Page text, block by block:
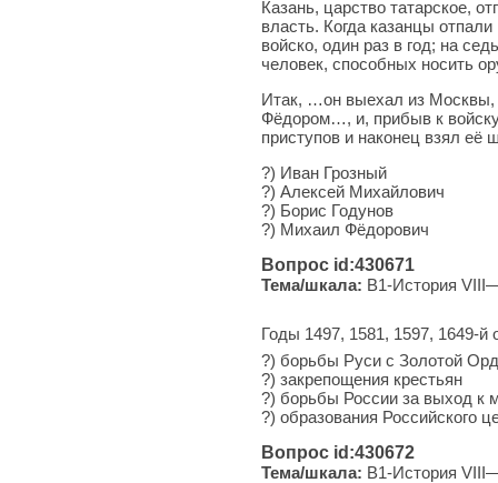
Казань, царство татарское,
власть. Когда казанцы
войско, один раз в год; на
человек, способных носить
Итак, …он выехал из Москвы,
Фёдором…, и, прибыв к
приступов и наконец взял
?) Иван Гроз­ный
?) Алек­сей Михайлович
?) Борис Го­ду­нов
?) Ми­ха­ил Фёдорович
Вопрос id:430671
Тема/шкала: B1-История
Годы 1497, 1581, 1597, 1649-
?) борь­бы Руси с Зо­ло­той
?) за­кре­по­ще­ния крестьян
?) борь­бы Рос­сии за выход к
?) об­ра­зо­ва­ния Рос­сий­ско­го
Вопрос id:430672
Тема/шкала: B1-История